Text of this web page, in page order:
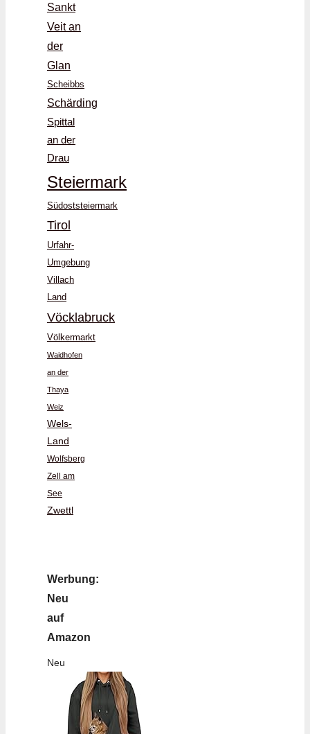
Sankt
Veit an
der
Glan
Scheibbs
Schärding
Spittal
an der
Drau
Steiermark
Südoststeiermark
Tirol
Urfahr-
Umgebung
Villach
Land
Vöcklabruck
Völkermarkt
Waidhofen
an der
Thaya
Weiz
Wels-
Land
Wolfsberg
Zell am
See
Zwettl
Werbung:
Neu
auf
Amazon
Neu